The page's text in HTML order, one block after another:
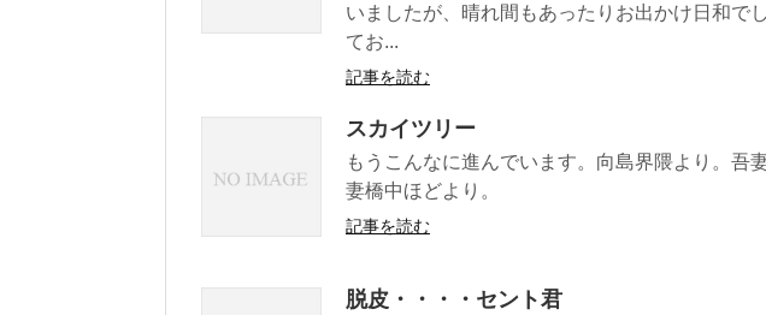
いましたが、晴れ間もあったりお出かけ日和で
てお...
記事を読む
スカイツリー
もうこんなに進んでいます。向島界隈より。吾
妻橋中ほどより。
記事を読む
脱皮・・・・セント君